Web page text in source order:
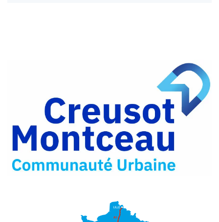
Facebook
Partager
Twitter
Partager
par
e-
mail